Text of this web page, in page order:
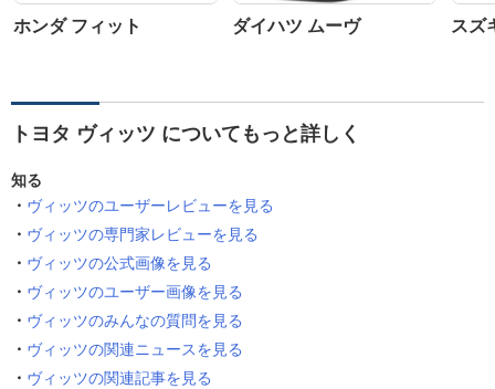
ホンダ フィット ダイハツ ムーヴ スズ
トヨタ ヴィッツ についてもっと詳しく
知る
ヴィッツのユーザーレビューを見る
ヴィッツの専門家レビューを見る
ヴィッツの公式画像を見る
ヴィッツのユーザー画像を見る
ヴィッツのみんなの質問を見る
ヴィッツの関連ニュースを見る
ヴィッツの関連記事を見る